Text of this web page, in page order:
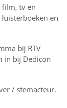
film, tv en
en
bij RTV
in bij Dedicon
/ stemacteur.